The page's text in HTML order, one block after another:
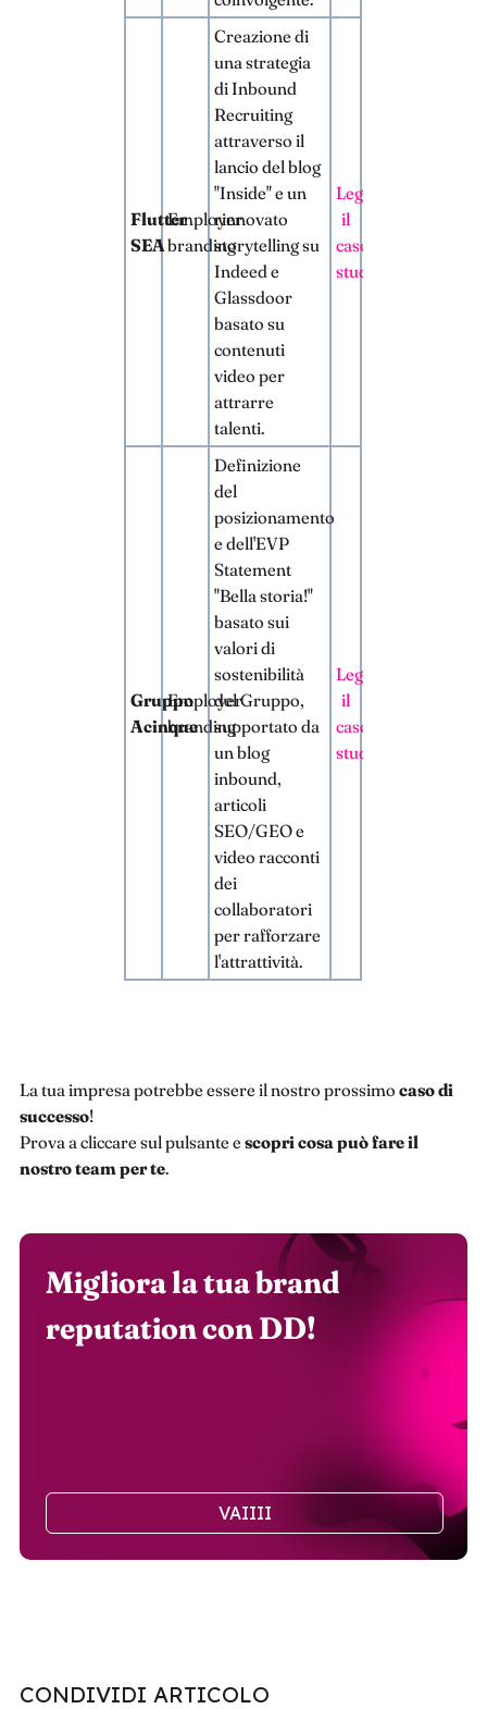
Flutter
SEA
Employer
branding
Creazione di
una strategia
di Inbound
Recruiting
attraverso il
lancio del blog
"Inside" e un
rinnovato
storytelling su
Indeed e
Glassdoor
basato su
contenuti
video per
attrarre
talenti.
Leggi
il
caso
studio
Gruppo
Acinque
Employer
branding
Definizione
del
posizionamento
e dell'EVP
Statement
"Bella storia!"
basato sui
valori di
sostenibilità
del Gruppo,
supportato da
un blog
inbound,
articoli
SEO/GEO e
video racconti
dei
collaboratori
per rafforzare
l'attrattività.
Leggi
il
caso
studio
La tua impresa potrebbe essere il nostro prossimo caso di
successo!
Prova a cliccare sul pulsante e scopri cosa può fare il
nostro team per te.
Migliora la tua brand
reputation con DD!
VAIIII
CONDIVIDI ARTICOLO